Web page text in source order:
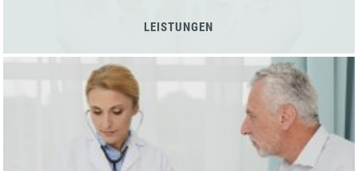
LEISTUNGEN